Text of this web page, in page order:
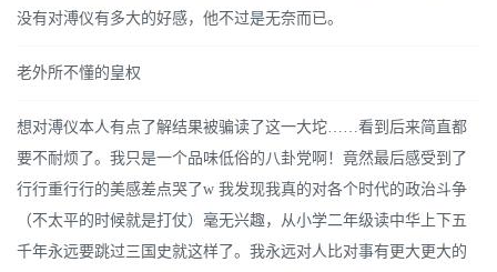
没有对溥仪有多大的好感，他不过是无奈而已。
老外所不懂的皇权
想对溥仪本人有点了解结果被骗读了这一大坨……看到后来简直都
要不耐烦了。我只是一个品味低俗的八卦党啊！竟然最后感受到了
行行重行行的美感差点哭了w 我发现我真的对各个时代的政治斗争
（不太平的时候就是打仗）毫无兴趣，从小学二年级读中华上下五
千年永远要跳过三国史就这样了。我永远对人比对事有更大更大的